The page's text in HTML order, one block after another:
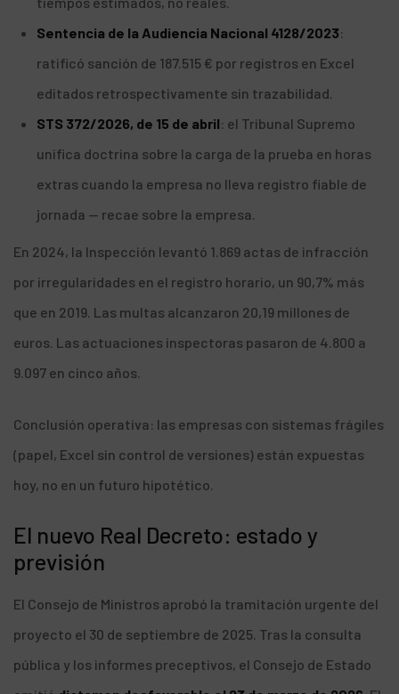
Sentencia de la Audiencia Nacional 4128/2023:
ratificó sanción de 187.515 € por registros en Excel
editados retrospectivamente sin trazabilidad.
STS 372/2026, de 15 de abril: el Tribunal Supremo
unifica doctrina sobre la carga de la prueba en horas
extras cuando la empresa no lleva registro fiable de
jornada — recae sobre la empresa.
En 2024, la Inspección levantó 1.869 actas de infracción
por irregularidades en el registro horario, un 90,7% más
que en 2019. Las multas alcanzaron 20,19 millones de
euros. Las actuaciones inspectoras pasaron de 4.800 a
9.097 en cinco años.
Conclusión operativa: las empresas con sistemas frágiles
(papel, Excel sin control de versiones) están expuestas
hoy, no en un futuro hipotético.
El nuevo Real Decreto: estado y
previsión
El Consejo de Ministros aprobó la tramitación urgente del
proyecto el 30 de septiembre de 2025. Tras la consulta
pública y los informes preceptivos, el Consejo de Estado